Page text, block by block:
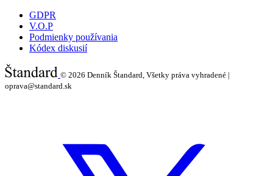
GDPR
V.O.P
Podmienky používania
Kódex diskusií
© 2026 Denník Štandard, Všetky práva vyhradené |
oprava@standard.sk